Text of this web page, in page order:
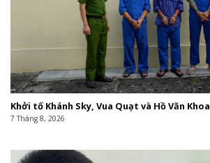
Khởi tố Khánh Sky, Vua Quạt và Hồ Văn Khoa
7 Tháng 8, 2026